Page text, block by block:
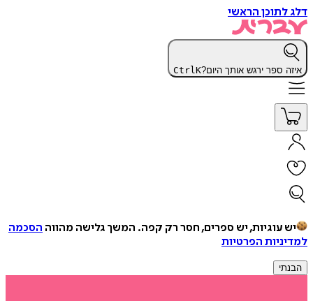
דלג לתוכן הראשי
איזה ספר ירגש אותך היום? CtrlK
יש עוגיות, יש ספרים, חסר רק קפה. המשך גלישה מהווה הסכמה
למדיניות הפרטיות
הבנתי